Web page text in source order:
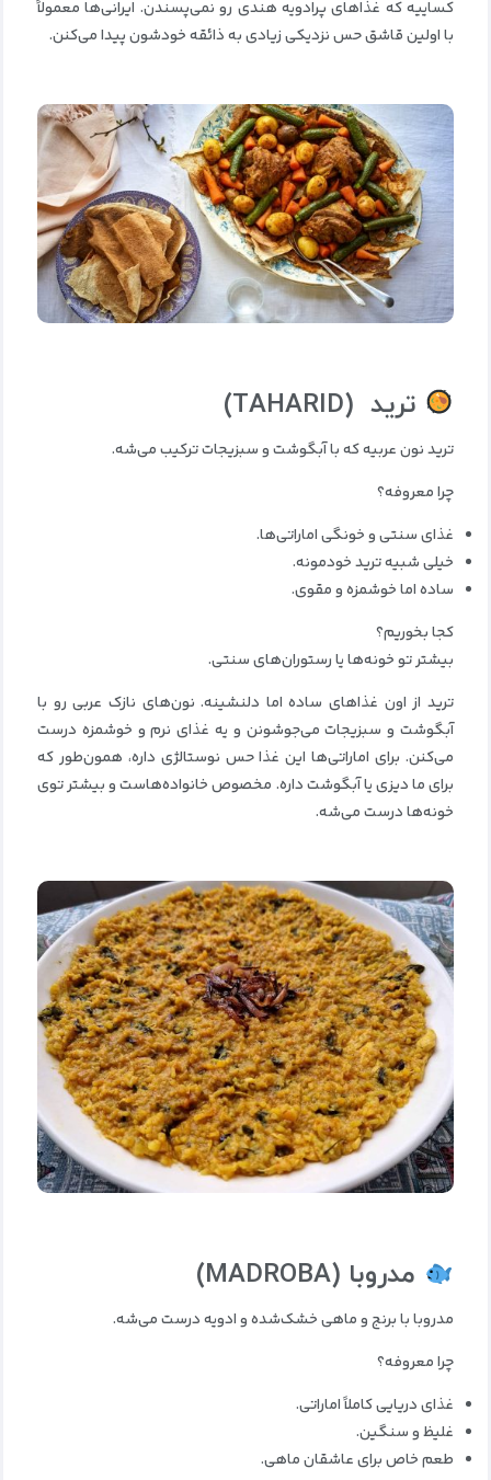
کساییه که غذاهای پرادویه هندی رو نمی‌پسندن. ایرانی‌ها معمولاً
با اولین قاشق حس نزدیکی زیادی به ذائقه خودشون پیدا می‌کنن.
ترید (TAHARID)
ترید نون عربیه که با آبگوشت و سبزیجات ترکیب می‌شه.
چرا معروفه؟
غذای سنتی و خونگی اماراتی‌ها.
خیلی شبیه ترید خودمونه.
ساده اما خوشمزه و مقوی.
کجا بخوریم؟
بیشتر تو خونه‌ها یا رستوران‌های سنتی.
ترید از اون غذاهای ساده اما دلنشینه. نون‌های نازک عربی رو با
آبگوشت و سبزیجات می‌جوشونن و یه غذای نرم و خوشمزه درست
می‌کنن. برای اماراتی‌ها این غذا حس نوستالژی داره، همون‌طور که
برای ما دیزی یا آبگوشت داره. مخصوص خانواده‌هاست و بیشتر توی
خونه‌ها درست می‌شه.
مدروبا (MADROBA)
مدروبا با برنج و ماهی خشک‌شده و ادویه درست می‌شه.
چرا معروفه؟
غذای دریایی کاملاً اماراتی.
غلیظ و سنگین.
طعم خاص برای عاشقان ماهی.